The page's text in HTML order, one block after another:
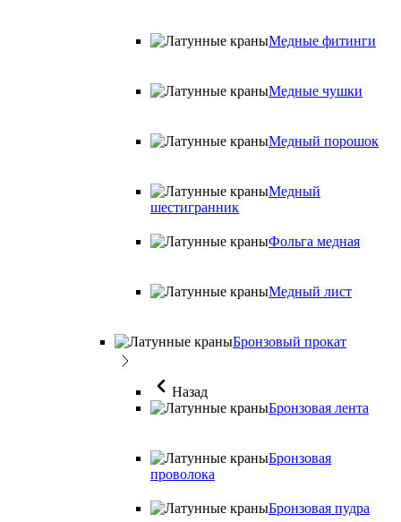
Медные фитинги
Медные чушки
Медный порошок
Медный
шестигранник
Фольга медная
Медный лист
Бронзовый прокат
Назад
Бронзовая лента
Бронзовая
проволока
Бронзовая пудра